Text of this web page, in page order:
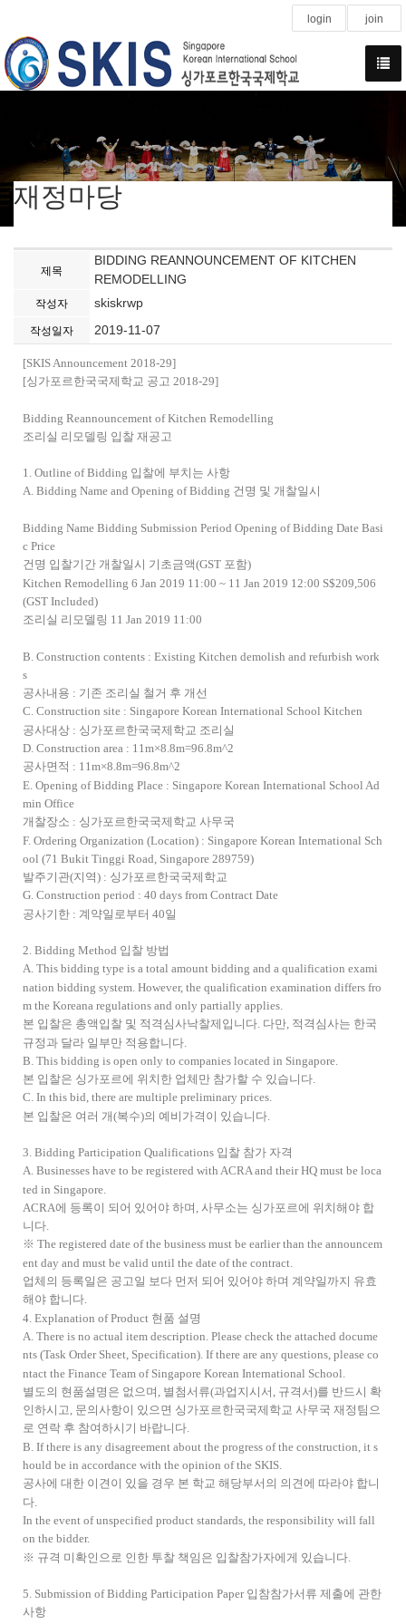
login join
재정마당
제목
BIDDING REANNOUNCEMENT OF KITCHEN
REMODELLING
작성자 skiskrwp
작성일자 2019-11-07
[SKIS Announcement 2018-29]
[싱가포르한국국제학교 공고 2018-29]
Bidding Reannouncement of Kitchen Remodelling
조리실 리모델링 입찰 재공고
1. Outline of Bidding 입찰에 부치는 사항
A. Bidding Name and Opening of Bidding 건명 및 개찰일시
Bidding Name Bidding Submission Period Opening of Bidding Date Basi
c Price
건명 입찰기간 개찰일시 기초금액(GST 포함)
Kitchen Remodelling 6 Jan 2019 11:00 ~ 11 Jan 2019 12:00 S$209,506
(GST Included)
조리실 리모델링 11 Jan 2019 11:00
B. Construction contents : Existing Kitchen demolish and refurbish work
s
공사내용 : 기존 조리실 철거 후 개선
C. Construction site : Singapore Korean International School Kitchen
공사대상 : 싱가포르한국국제학교 조리실
D. Construction area : 11m×8.8m=96.8m^2
공사면적 : 11m×8.8m=96.8m^2
E. Opening of Bidding Place : Singapore Korean International School Ad
min Office
개찰장소 : 싱가포르한국국제학교 사무국
F. Ordering Organization (Location) : Singapore Korean International Sch
ool (71 Bukit Tinggi Road, Singapore 289759)
발주기관(지역) : 싱가포르한국국제학교
G. Construction period : 40 days from Contract Date
공사기한 : 계약일로부터 40일
2. Bidding Method 입찰 방법
A. This bidding type is a total amount bidding and a qualification exami
nation bidding system. However, the qualification examination differs fro
m the Koreana regulations and only partially applies.
본 입찰은 총액입찰 및 적격심사낙찰제입니다. 다만, 적격심사는 한국
규정과 달라 일부만 적용합니다.
B. This bidding is open only to companies located in Singapore.
본 입찰은 싱가포르에 위치한 업체만 참가할 수 있습니다.
C. In this bid, there are multiple preliminary prices.
본 입찰은 여러 개(복수)의 예비가격이 있습니다.
3. Bidding Participation Qualifications 입찰 참가 자격
A. Businesses have to be registered with ACRA and their HQ must be loca
ted in Singapore.
ACRA에 등록이 되어 있어야 하며, 사무소는 싱가포르에 위치해야 합
니다.
※ The registered date of the business must be earlier than the announcem
ent day and must be valid until the date of the contract.
업체의 등록일은 공고일 보다 먼저 되어 있어야 하며 계약일까지 유효
해야 합니다.
4. Explanation of Product 현품 설명
A. There is no actual item description. Please check the attached docume
nts (Task Order Sheet, Specification). If there are any questions, please co
ntact the Finance Team of Singapore Korean International School.
별도의 현품설명은 없으며, 별첨서류(과업지시서, 규격서)를 반드시 확
인하시고, 문의사항이 있으면 싱가포르한국국제학교 사무국 재정팀으
로 연락 후 참여하시기 바랍니다.
B. If there is any disagreement about the progress of the construction, it s
hould be in accordance with the opinion of the SKIS.
공사에 대한 이견이 있을 경우 본 학교 해당부서의 의견에 따라야 합니
다.
In the event of unspecified product standards, the responsibility will fall
on the bidder.
※ 규격 미확인으로 인한 투찰 책임은 입찰참가자에게 있습니다.
5. Submission of Bidding Participation Paper 입참참가서류 제출에 관한
사항